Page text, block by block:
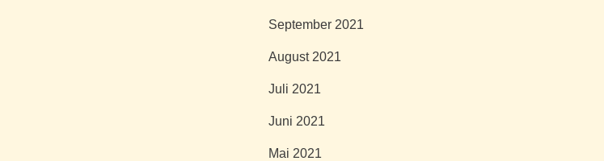
September 2021
August 2021
Juli 2021
Juni 2021
Mai 2021